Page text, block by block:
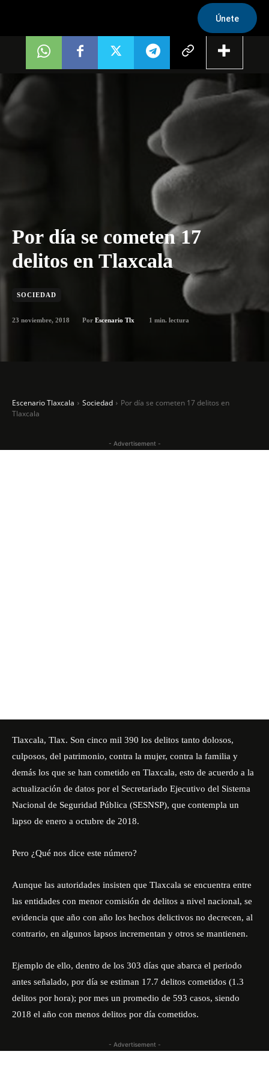
Únete
Por día se cometen 17
delitos en Tlaxcala
SOCIEDAD
23 noviembre, 2018 Por Escenario Tlx 1 min. lectura
Escenario Tlaxcala Sociedad
Por día se cometen 17 delitos en
Tlaxcala
- Advertisement -
Tlaxcala, Tlax. Son cinco mil 390 los delitos tanto dolosos,
culposos, del patrimonio, contra la mujer, contra la familia y
demás los que se han cometido en Tlaxcala, esto de acuerdo a la
actualización de datos por el Secretariado Ejecutivo del Sistema
Nacional de Seguridad Pública (SESNSP), que contempla un
lapso de enero a octubre de 2018.
Pero ¿Qué nos dice este número?
Aunque las autoridades insisten que Tlaxcala se encuentra entre
las entidades con menor comisión de delitos a nivel nacional, se
evidencia que año con año los hechos delictivos no decrecen, al
contrario, en algunos lapsos incrementan y otros se mantienen.
Ejemplo de ello, dentro de los 303 días que abarca el periodo
antes señalado, por día se estiman 17.7 delitos cometidos (1.3
delitos por hora); por mes un promedio de 593 casos, siendo
2018 el año con menos delitos por día cometidos.
- Advertisement -